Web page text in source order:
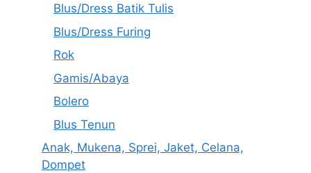
Blus/Dress Batik Tulis
Blus/Dress Furing
Rok
Gamis/Abaya
Bolero
Blus Tenun
Anak, Mukena, Sprei, Jaket, Celana,
Dompet